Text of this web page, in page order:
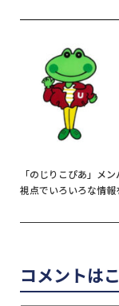
「のじりこぴあ」メ
視点でいろいろな情報
コメントは